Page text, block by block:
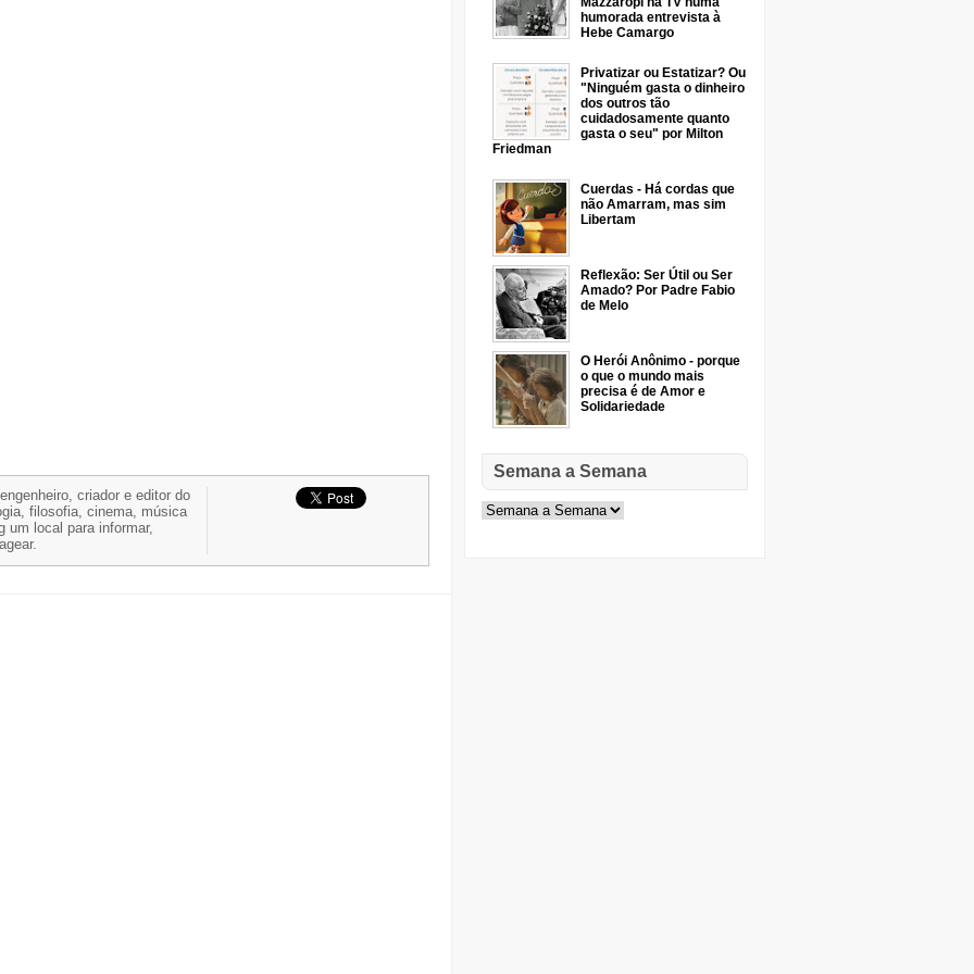
criador e editor do
filosofia, cinema, música
um local para informar,
humorada entrevista à
Hebe Camargo
Privatizar ou Estatizar? Ou
"Ninguém gasta o dinheiro
dos outros tão
cuidadosamente quanto
gasta o seu" por Milton
Friedman
Cuerdas - Há cordas que
não Amarram, mas sim
Libertam
Reflexão: Ser Útil ou Ser
Amado? Por Padre Fabio
de Melo
O Herói Anônimo - porque
o que o mundo mais
precisa é de Amor e
Solidariedade
Semana a Semana